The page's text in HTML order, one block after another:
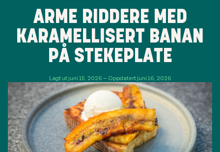
ARME RIDDERE MED
KARAMELLISERT BANAN
PÅ STEKEPLATE
Lagt ut juni 15, 2026 — Oppdatert juni 16, 2026